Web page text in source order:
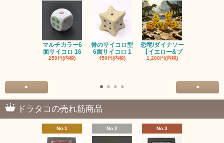
マルチカラー6
面サイコロ 16
250円(内税)
骨のサイコロ型
6面サイコロ 1
450円(内税)
恐竜/ダイナソー
【イエロー&ブ
1,200円(内税)
< >
ドラタコの売れ筋商品
No.1 No.2 No.3